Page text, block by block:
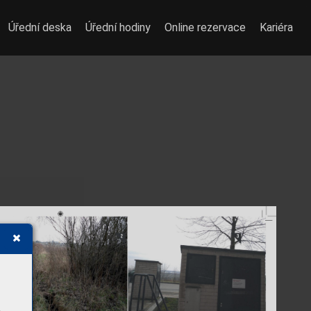
Úřední deska Úřední hodiny Online rezervace Kariéra